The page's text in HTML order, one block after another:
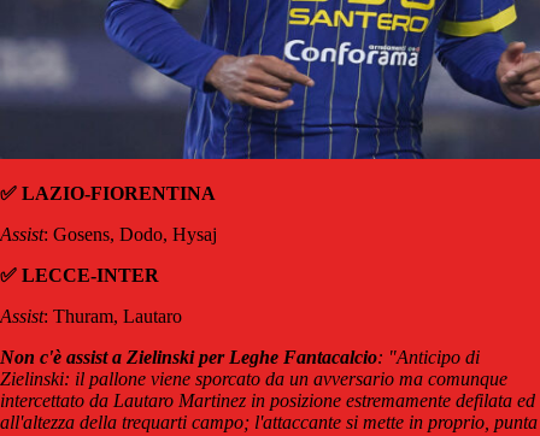
✅ LAZIO-FIORENTINA
Assist: Gosens, Dodo, Hysaj
✅ LECCE-INTER
Assist: Thuram, Lautaro
Non c'è assist a Zielinski per Leghe Fantacalcio: "Anticipo di
Zielinski: il pallone viene sporcato da un avversario ma comunque
intercettato da Lautaro Martinez in posizione estremamente defilata ed
all'altezza della trequarti campo; l'attaccante si mette in proprio, punta